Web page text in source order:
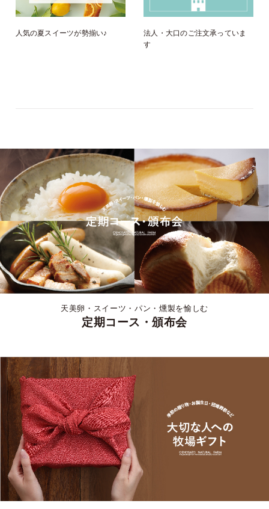
人気の夏スイーツが勢揃い♪
法人・大口のご注文承っていま
す
天美卵・スイーツ・パン・燻製を愉しむ
定期コース・頒布会